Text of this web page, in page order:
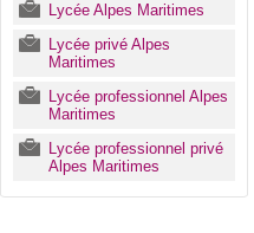
Lycée Alpes Maritimes
Lycée privé Alpes
Maritimes
Lycée professionnel Alpes
Maritimes
Lycée professionnel privé
Alpes Maritimes